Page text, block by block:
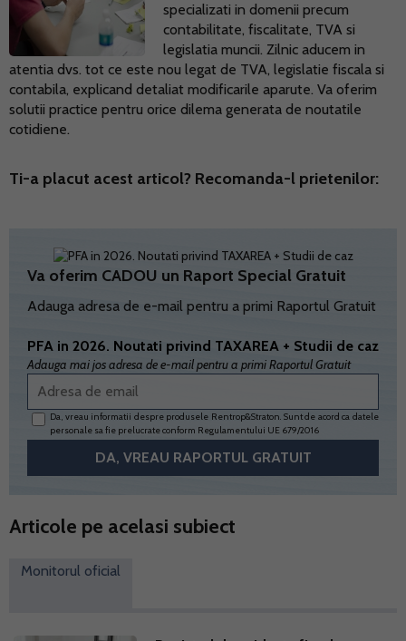
specializati in domenii precum
contabilitate, fiscalitate, TVA si
legislatia muncii. Zilnic aducem in
atentia dvs. tot ce este nou legat de TVA, legislatie fiscala si
contabila, explicand detaliat modificarile aparute. Va oferim
solutii practice pentru orice dilema generata de noutatile
cotidiene.
Ti-a placut acest articol? Recomanda-l prietenilor:
Va oferim CADOU un Raport Special Gratuit
Adauga adresa de e-mail pentru a primi Raportul Gratuit
PFA in 2026. Noutati privind TAXAREA + Studii de caz
Adauga mai jos adresa de e-mail pentru a primi Raportul Gratuit
Da, vreau informatii despre produsele Rentrop&Straton. Sunt de acord ca datele
personale sa fie prelucrate conform Regulamentului UE 679/2016
Articole pe acelasi subiect
Monitorul oficial